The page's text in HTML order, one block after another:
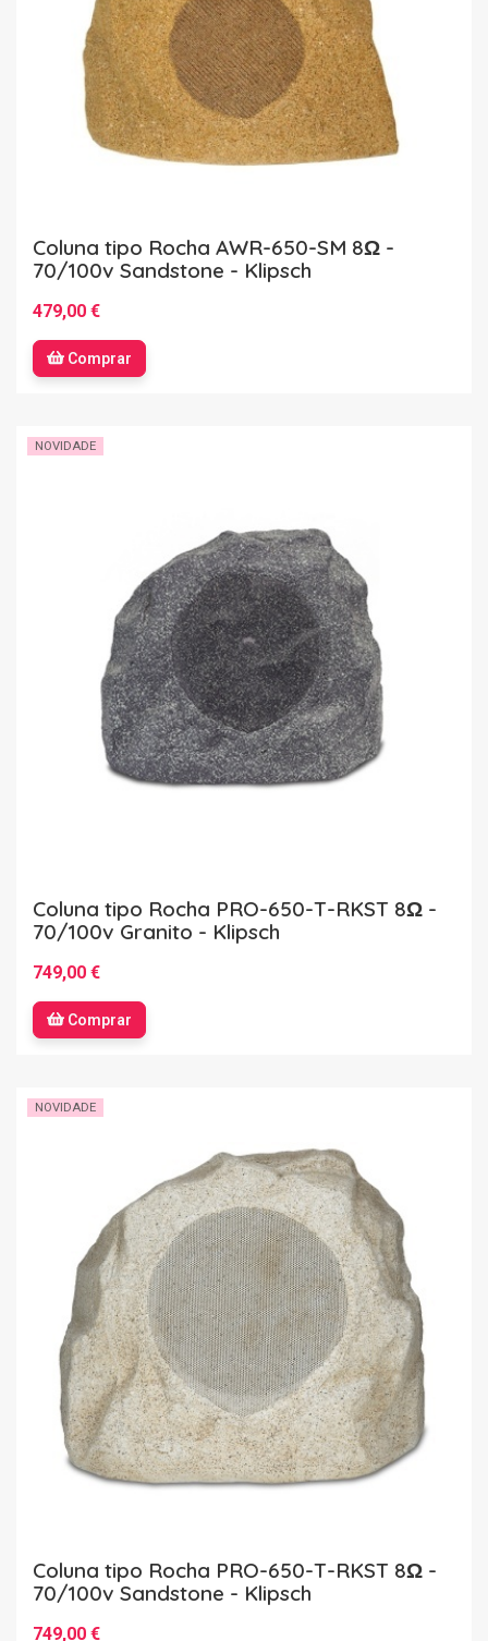
Coluna tipo Rocha AWR-650-SM 8Ω -
70/100v Sandstone - Klipsch
479,00 €
Comprar
NOVIDADE
Coluna tipo Rocha PRO-650-T-RKST 8Ω -
70/100v Granito - Klipsch
749,00 €
Comprar
NOVIDADE
Coluna tipo Rocha PRO-650-T-RKST 8Ω -
70/100v Sandstone - Klipsch
749,00 €